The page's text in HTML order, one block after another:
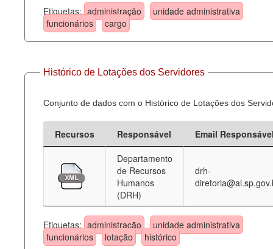
Agenda
Perguntas frequentes
Contato
Etiquetas: administração
unidade administrativa
funcionários
cargo
Histórico de Lotações dos Servidores
Conjunto de dados com o Histórico de Lotações dos
Recursos Responsável
Email
Departamento
de Recursos
Humanos
(DRH)
drh-
Etiquetas: administração
unidade administrativa
funcionários
lotação histórico